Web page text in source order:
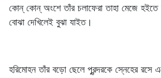
কোন্‌ কোন্‌ অংশে তাঁর চলাফেরা তাহা মেজে হইতে
বোঝা দেখিলেই বুঝা যাইত।
হরিমোহন তাঁর বড়ো ছেলে পুরন্দরকে স্নেহের রসে